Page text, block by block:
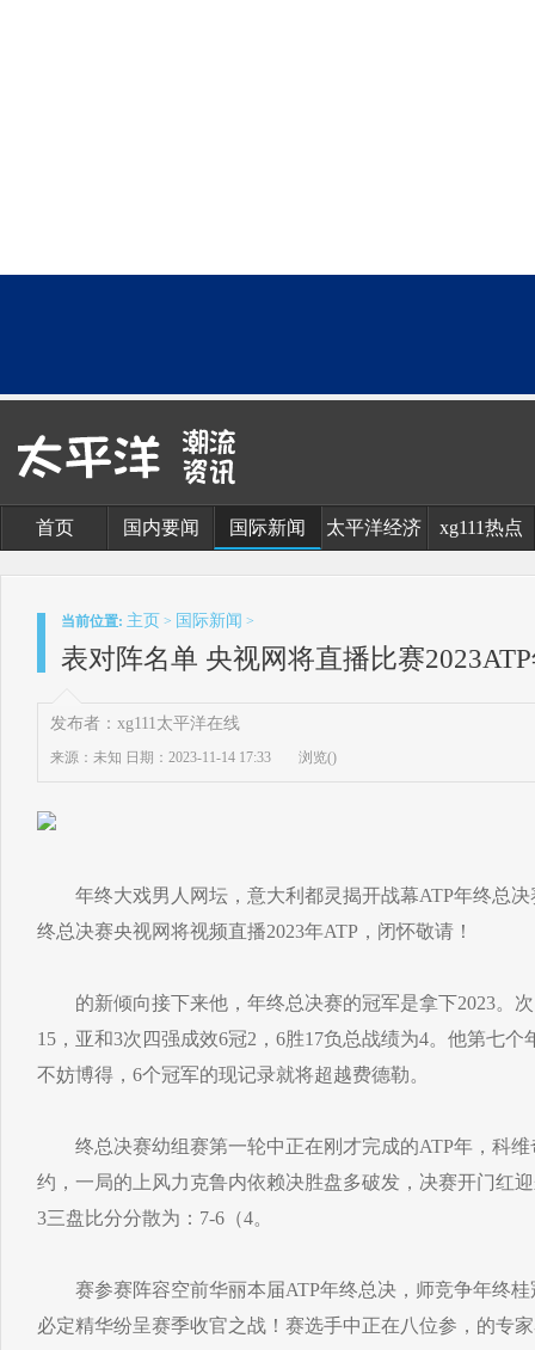
首页 国内要闻 国际新闻 太平洋经济 xg111热点
当前位置: 主页 > 国际新闻 >
表对阵名单 央视网将直播比赛
发布者：xg111太平洋在线
来源：未知 日期：2023-11-14 17:33 浏览()
年终大戏男人网坛，意大利都灵揭开战幕ATP年终总决
终总决赛央视网将视频直播2023年ATP，闭怀敬请！
的新倾向接下来他，年终总决赛的冠军是拿下2023。次
15，亚和3次四强成效6冠2，6胜17负总战绩为4。他第七
不妨博得，6个冠军的现记录就将超越费德勒。
终总决赛幼组赛第一轮中正在刚才完成的ATP年，科维
约，一局的上风力克鲁内依赖决胜盘多破发，决赛开门红
3三盘比分分散为：7-6（4。
赛参赛阵容空前华丽本届ATP年终总决，师竞争年终桂
必定精华纷呈赛季收官之战！赛选手中正在八位参，的专